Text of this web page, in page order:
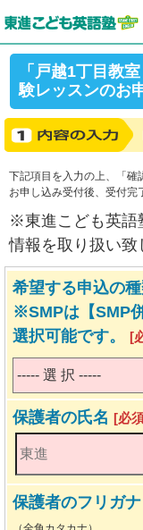
「戸越1丁目教
験レッスンのお
下記項目を入力の上、「確
お申し込み受付後、受付完
※東進こども英語
情報を取り扱い致
希望する申込の
※SMPは【SMP
選択可能です。
[
保護者の氏名 [必
保護者のフリガナ